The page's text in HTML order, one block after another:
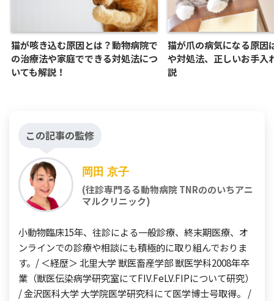
猫が咳き込む原因とは？動物病院で
の治療法や家庭でできる対処法につ
いても解説！
猫が爪の病気になる原因
や対処法、正しいお手入
説
この記事の監修
岡田 京子
(往診専門るる動物病院 TNRののいちアニ
マルクリニック)
小動物臨床15年、往診による一般診療、終末期医療、オ
ンラインでの診療や相談にも積極的に取り組んでおりま
す。/ ＜経歴＞ 北里大学 獣医畜産学部 獣医学科2008年卒
業（獣医伝染病学研究室にてFIV.FeLV.FIPについて研究）
/ 金沢医科大学 大学院医学研究科にて医学博士号取得。 /